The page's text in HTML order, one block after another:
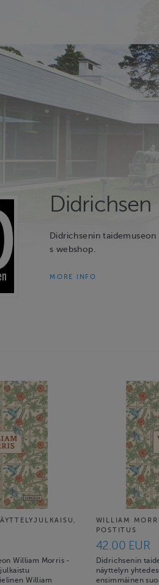
Didrichsen
Didrichsenin
s webshop.
MORE INFO
William Morris -
William
WILLIAM
POSTITUS
42.00 EUR
Didrichsenin
näyttelyn
ensimmäinen